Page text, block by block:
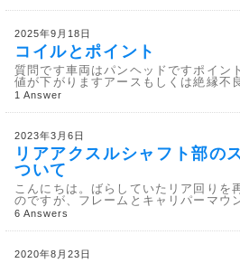
2025年9月18日
コイルとポイント
質問です車両はパンヘッドですポイン
値が下がりますアースもしくは絶縁不
1 Answer
2023年3月6日
リアアクスルシャフト部の
ついて
こんにちは。ばらしていたリア回りを
のですが、フレームとキャリパーマウ
6 Answers
2020年8月23日